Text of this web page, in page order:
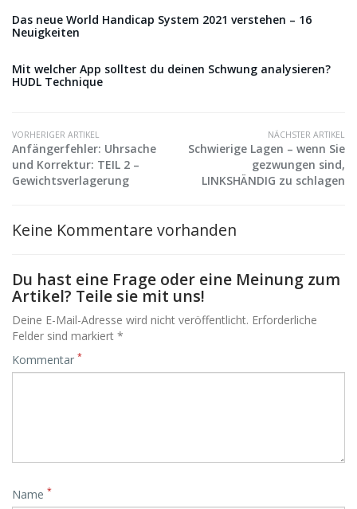
Das neue World Handicap System 2021 verstehen – 16
Neuigkeiten
Mit welcher App solltest du deinen Schwung analysieren?
HUDL Technique
VORHERIGER ARTIKEL
Anfängerfehler: Uhrsache
und Korrektur: TEIL 2 –
Gewichtsverlagerung
NÄCHSTER ARTIKEL
Schwierige Lagen – wenn Sie
gezwungen sind,
LINKSHÄNDIG zu schlagen
Keine Kommentare vorhanden
Du hast eine Frage oder eine Meinung zum
Artikel? Teile sie mit uns!
Deine E-Mail-Adresse wird nicht veröffentlicht. Erforderliche
Felder sind markiert *
Kommentar *
Name *